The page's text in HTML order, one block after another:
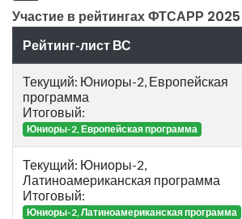
Участие в рейтингах ФТСАРР 2025
Рейтинг-лист ВС
Текущий: Юниоры-2, Европейская
программа
Итоговый:
Юниоры-2, Европейская программа
Текущий: Юниоры-2,
Латиноамериканская программа
Итоговый:
Юниоры-2, Латиноамериканская программа